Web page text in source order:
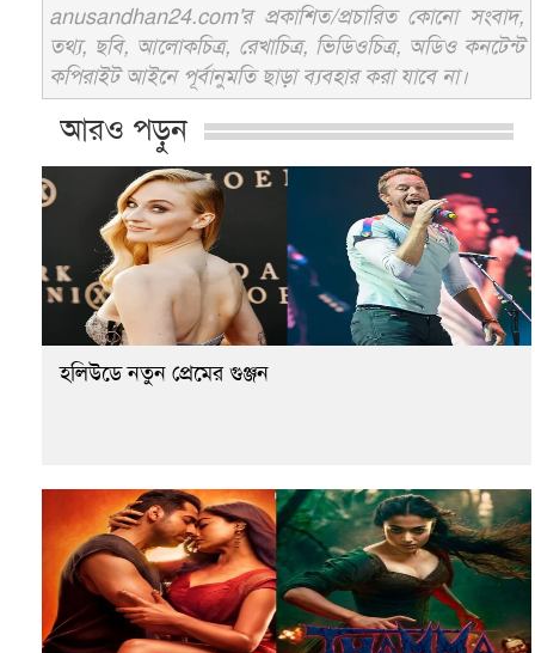
anusandhan24.com'র প্রকাশিত/প্রচারিত কোনো সংবাদ,
তথ্য, ছবি, আলোকচিত্র, রেখাচিত্র, ভিডিওচিত্র, অডিও কনটেন্ট
কপিরাইট আইনে পূর্বানুমতি ছাড়া ব্যবহার করা যাবে না।
আরও পড়ুন
হলিউডে নতুন প্রেমের গুঞ্জন